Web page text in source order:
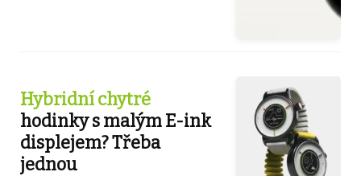
Hybridní chytré
hodinky s malým E-ink
displejem? Třeba
jednou